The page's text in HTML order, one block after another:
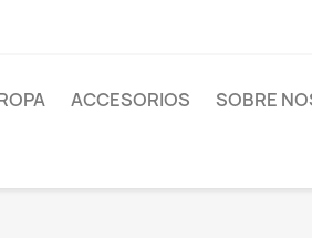
ACCESORIOS SOBRE